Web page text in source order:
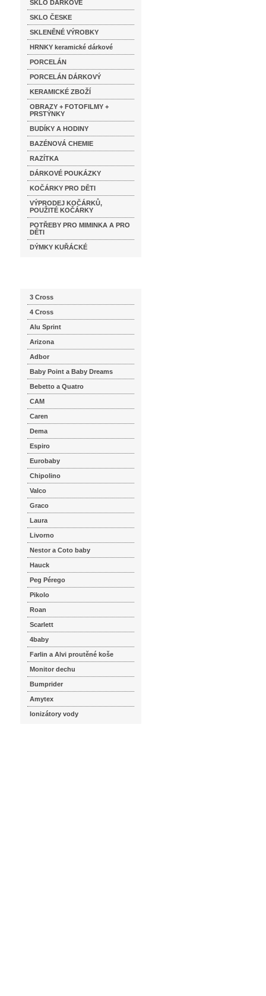
SKLO DÁRKOVÉ
SKLO ČESKE
SKLENĚNÉ VÝROBKY
HRNKY keramické dárkové
PORCELÁN
PORCELÁN DÁRKOVÝ
KERAMICKÉ ZBOŽÍ
OBRAZY + FOTOFILMY +
PRSTÝNKY
BUDÍKY A HODINY
BAZÉNOVÁ CHEMIE
RAZÍTKA
DÁRKOVÉ POUKÁZKY
KOČÁRKY PRO DĚTI
VÝPRODEJ KOČÁRKŮ,
POUŽITÉ KOČÁRKY
POTŘEBY PRO MIMINKA A PRO
DĚTI
DÝMKY KUŘÁCKÉ
3 Cross
4 Cross
Alu Sprint
Arizona
Adbor
Baby Point a Baby Dreams
Bebetto a Quatro
CAM
Caren
Dema
Espiro
Eurobaby
Chipolino
Valco
Graco
Laura
Livorno
Nestor a Coto baby
Hauck
Peg Pérego
Pikolo
Roan
Scarlett
4baby
Farlin a Alvi proutěné koše
Monitor dechu
Bumprider
Amytex
Ionizátory vody